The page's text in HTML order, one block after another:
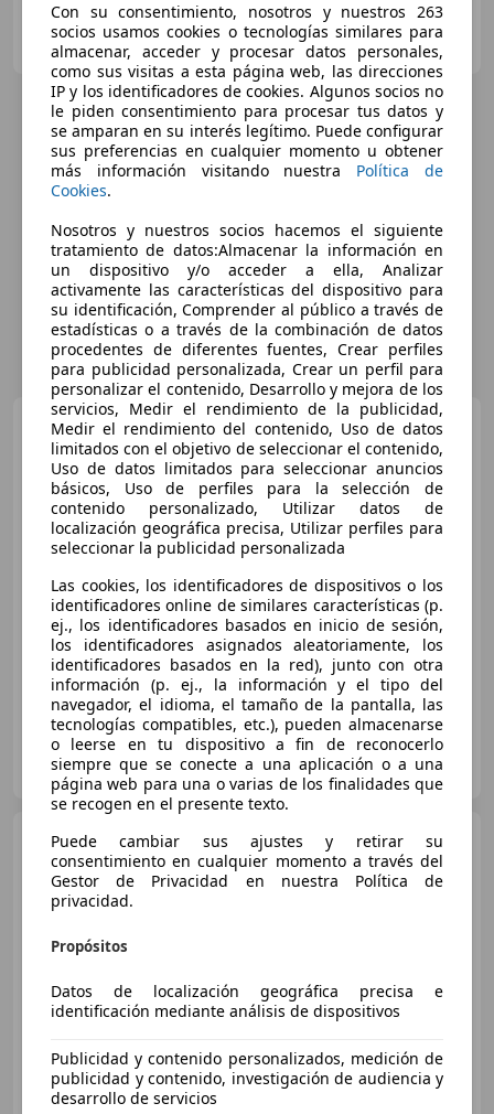
Particular
ES-01015 Vitoria-Gasteiz
Mercedes-Benz C 220
220d
Súper oferta
10/2017 262.888 km Diésel 125 kW (170 CV)
Particular
ES-20301 irun
Mercedes-Benz C 220
220CDI Style Edition Aut.
03/2011 81.500 km Diésel 110 kW (150 CV)
Con su consentimiento, nosotros y nuestros 263
socios usamos cookies o tecnologías similares para
almacenar, acceder y procesar datos personales,
como sus visitas a esta página web, las direcciones
IP y los identificadores de cookies. Algunos socios no
le piden consentimiento para procesar tus datos y
se amparan en su interés legítimo. Puede configurar
sus preferencias en cualquier momento u obtener
más información visitando nuestra Política de
Cookies.
Nosotros y nuestros socios hacemos el siguiente
tratamiento de datos:Almacenar la información en
un dispositivo y/o acceder a ella, Analizar
activamente las características del dispositivo para
su identificación, Comprender al público a través de
estadísticas o a través de la combinación de datos
procedentes de diferentes fuentes, Crear perfiles
para publicidad personalizada, Crear un perfil para
personalizar el contenido, Desarrollo y mejora de los
servicios, Medir el rendimiento de la publicidad,
Medir el rendimiento del contenido, Uso de datos
limitados con el objetivo de seleccionar el contenido,
Uso de datos limitados para seleccionar anuncios
básicos, Uso de perfiles para la selección de
contenido personalizado, Utilizar datos de
localización geográfica precisa, Utilizar perfiles para
seleccionar la publicidad personalizada
Las cookies, los identificadores de dispositivos o los
identificadores online de similares características (p.
ej., los identificadores basados en inicio de sesión,
los identificadores asignados aleatoriamente, los
identificadores basados en la red), junto con otra
información (p. ej., la información y el tipo del
navegador, el idioma, el tamaño de la pantalla, las
tecnologías compatibles, etc.), pueden almacenarse
o leerse en tu dispositivo a fin de reconocerlo
siempre que se conecte a una aplicación o a una
página web para una o varias de los finalidades que
se recogen en el presente texto.
Puede cambiar sus ajustes y retirar su
consentimiento en cualquier momento a través del
Gestor de Privacidad en nuestra Política de
privacidad.
Propósitos
Datos de localización geográfica precisa e
identificación mediante análisis de dispositivos
Publicidad y contenido personalizados, medición de
publicidad y contenido, investigación de audiencia y
desarrollo de servicios